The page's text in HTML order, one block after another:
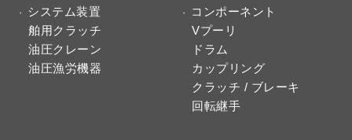
システム装置
舶用クラッチ
油圧クレーン
油圧漁労機器
コンポーネント
Vプーリ
ドラム
カップリング
クラッチ / ブレーキ
回転継手